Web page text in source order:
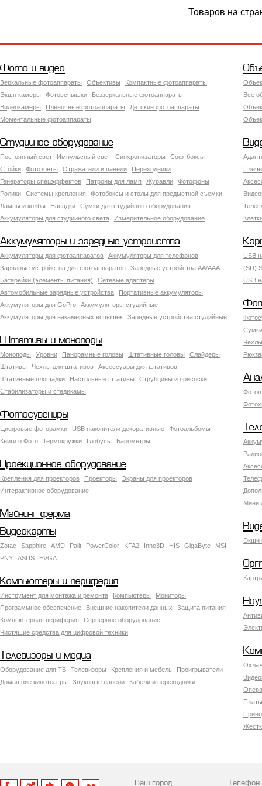
Товаров на
Фото и видео
Зеркальные фотоаппараты Объективы
Компактные фотоаппараты
Экшн камеры
Фотовспышки
Беззеркальные фотоаппараты
Видеокамеры
Пленочные фотоаппараты
Детские фотоаппараты
Моментальные фотоаппараты
Все
Студийное оборудование
Постоянный свет Импульсный свет Синхронизаторы
Софтбоксы
Стойки
Фотозонты Отражатели и панели
Переходники
Генераторы спецэффектов
Патроны для ламп Журавли
Фотофоны
Ролики
Системы крепления
Фотобоксы и столы для предметной съемки
Лампы и колбы
Насадки
Сумки для студийного оборудования
Аккумуляторы для студийного света
Измерительное оборудование
Аккумуляторы и зарядные устройства
Аккумуляторы для фотоаппаратов
Аккумуляторы для телефонов
Зарядные устройства для фотоаппаратов
Зарядные устройства AA/AAA
Батарейки (элементы питания)
Сетевые адаптеры
Автомобильные зарядные устройства
Портативные аккумуляторы
Аккумуляторы для GoPro
Аккумуляторы студийные
Аккумуляторы для накамерных вспышек
Зарядные устройства студийные
USB
(SD)
USB
Штативы и моноподы
Моноподы Уровни Панорамные головы Штативные головы
Слайдеры
Штативы
Чехлы для штативов
Аксессуары для штативов
Штативные площадки
Настольные штативы
Струбцины и присоски
Стабилизаторы и стедикамы
Фотосувениры
Цифровые фоторамки USB накопители декоративные
Фотоальбомы
Книги о Фото
Термокружки Глобусы Барометры
Мини
Проекционное оборудование
Крепления для проекторов Проекторы
Экраны для проекторов
Интерактивное оборудование
Майнинг ферма
Экшн
Видеокарты
Zotac Sapphire AMD Palit PowerColor KFA2 Inno3D HIS GigaByte
MSI
PNY
ASUS EVGA
Компьютеры и периферия
Инструмент для монтажа и ремонта Компьютеры
Мониторы
Программное обеспечение
Внешние накопители данных
Защита питания
Компьютерная периферия
Серверное оборудование
Чистящие средства для цифровой техники
Телевизоры и медиа
Оборудование для ТВ Телевизоры Крепления и мебель
Проигрыватели
Домашние кинотеатры
Звуковые панели Кабели и переходники
Ваш город Телефон